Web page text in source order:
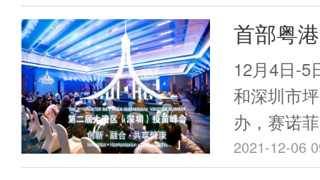
床试验的
床试验中
射部位疼
不良事件
安全。根
一份新冠
米颗粒疫
蛋白，能
不同毒株
令人担忧
是经过长
于这些物
也是有着
一些反疫
安全问题
些“添加物
究数据出
南。
首部粤
蓝皮书
关注→
12月4日-5
和深圳市
办，赛诺
大湾区（
简称大湾
2021-12-06